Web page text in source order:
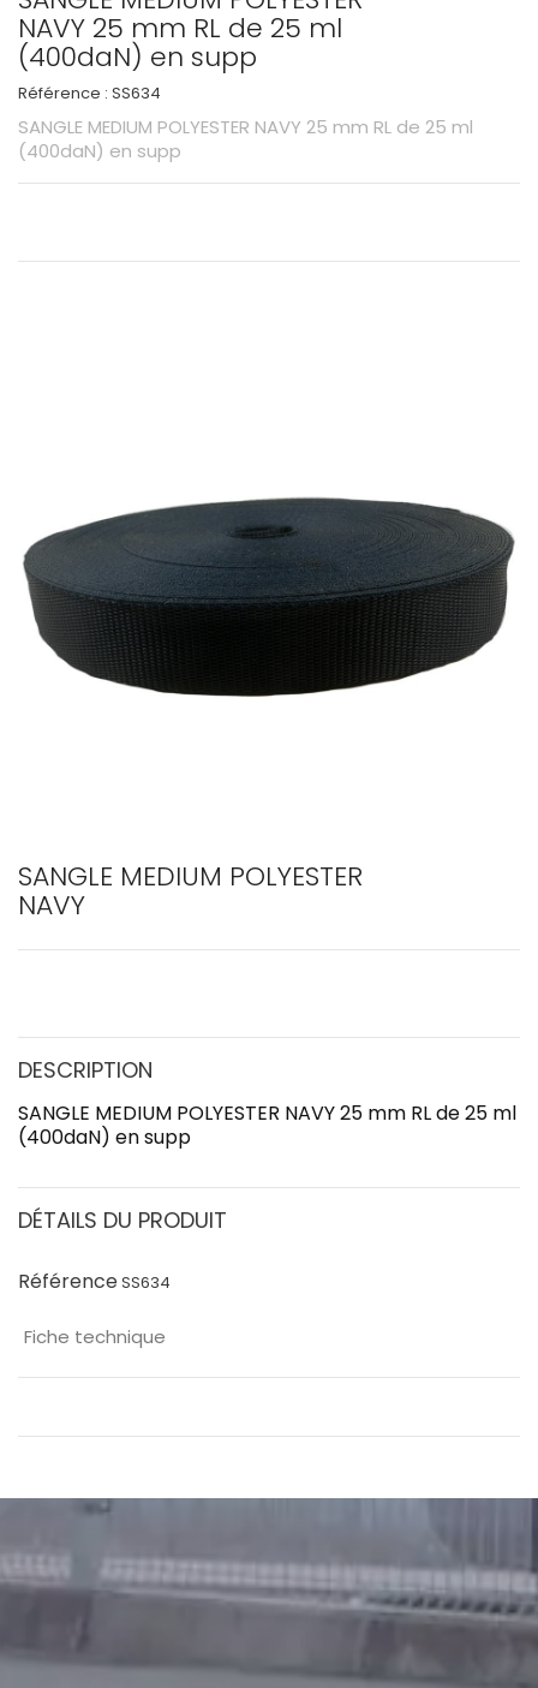
NAVY 25 mm RL de 25 ml
(400daN) en supp
Référence : SS634
SANGLE MEDIUM POLYESTER NAVY 25 mm RL de 25 ml
(400daN) en supp
SANGLE MEDIUM POLYESTER
NAVY
DESCRIPTION
SANGLE MEDIUM POLYESTER NAVY 25 mm RL de 25 ml
(400daN) en supp
DÉTAILS DU PRODUIT
RéférenceSS634
Fiche technique